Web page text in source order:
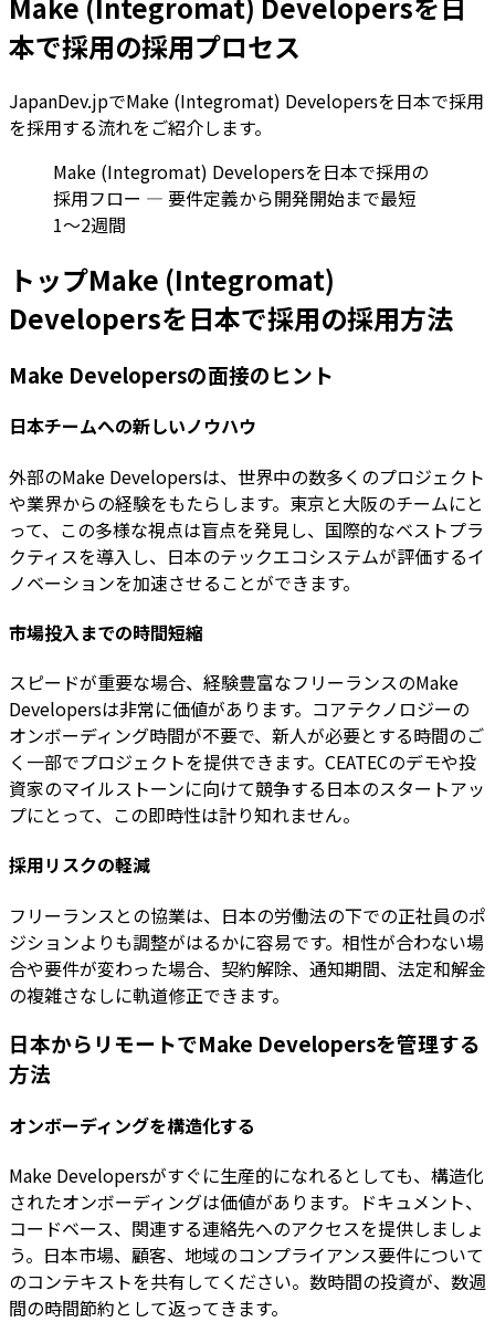
本で採用の採用プロセス
JapanDev.jpでMake (Integromat) Developersを日本で採用
を採用する流れをご紹介します。
Make (Integromat) Developersを日本で採用の
採用フロー — 要件定義から開発開始まで最短
1〜2週間
トップMake (Integromat)
Developersを日本で採用の採用方法
Make Developersの面接のヒント
日本チームへの新しいノウハウ
外部のMake Developersは、世界中の数多くのプロジェクト
や業界からの経験をもたらします。東京と大阪のチームにと
って、この多様な視点は盲点を発見し、国際的なベストプラ
クティスを導入し、日本のテックエコシステムが評価するイ
ノベーションを加速させることができます。
市場投入までの時間短縮
スピードが重要な場合、経験豊富なフリーランスのMake
Developersは非常に価値があります。コアテクノロジーの
オンボーディング時間が不要で、新人が必要とする時間のご
く一部でプロジェクトを提供できます。CEATECのデモや投
資家のマイルストーンに向けて競争する日本のスタートアッ
プにとって、この即時性は計り知れません。
採用リスクの軽減
フリーランスとの協業は、日本の労働法の下での正社員のポ
ジションよりも調整がはるかに容易です。相性が合わない場
合や要件が変わった場合、契約解除、通知期間、法定和解金
の複雑さなしに軌道修正できます。
日本からリモートでMake Developersを管理する
方法
オンボーディングを構造化する
Make Developersがすぐに生産的になれるとしても、構造化
されたオンボーディングは価値があります。ドキュメント、
コードベース、関連する連絡先へのアクセスを提供しましょ
う。日本市場、顧客、地域のコンプライアンス要件について
のコンテキストを共有してください。数時間の投資が、数週
間の時間節約として返ってきます。